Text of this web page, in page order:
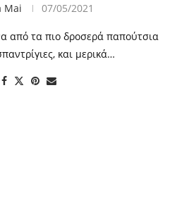
Mai 07/05/2021
από τα πιο δροσερά παπούτσια
και μερικά…